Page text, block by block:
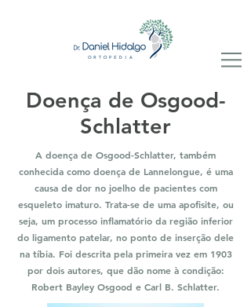
Doença de Osgood-
Schlatter
A doença de Osgood-Schlatter, também
conhecida como doença de Lannelongue, é uma
causa de dor no joelho de pacientes com
esqueleto imaturo. Trata-se de uma apofisite, ou
seja, um processo inflamatório da região inferior
do ligamento patelar, no ponto de inserção dele
na tíbia. Foi descrita pela primeira vez em 1903
por dois autores, que dão nome à condição:
Robert Bayley Osgood e Carl B. Schlatter.